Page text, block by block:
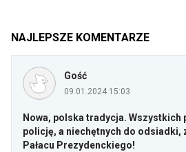
NAJLEPSZE KOMENTARZE
Gość
09.01.2024 15:03
Nowa, polska tradycja. Wszystkich
policję, a niechętnych do odsiadki,
Pałacu Prezydenckiego!